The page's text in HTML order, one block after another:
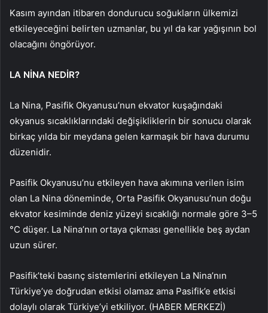
Kasım ayından itibaren dondurucu soğukların ülkemizi
etkileyeceğini belirten uzmanlar, bu yıl da kar yağışının bol
olacağını öngörüyor.
LA NİNA NEDİR?
La Nina, Pasifik Okyanusu’nun ekvator kuşağındaki
okyanus sıcaklıklarındaki değişikliklerin bir sonucu olarak
birkaç yılda bir meydana gelen karmaşık bir hava durumu
düzenidir.
Pasifik Okyanusu’nu etkileyen hava akımına verilen isim
olan La Nina döneminde, Orta Pasifik Okyanusu’nun doğu
ekvator kesiminde deniz yüzeyi sıcaklığı normale göre 3–5
°C düşer. La Nina’nın ortaya çıkması genellikle beş aydan
uzun sürer.
Pasifik’teki basınç sistemlerini etkileyen La Nina’nın
Türkiye’ye doğrudan etkisi olamaz ama Pasifik’e etkisi
dolaylı olarak Türkiye’yi etkiliyor. (HABER MERKEZİ)